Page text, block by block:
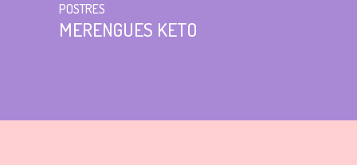
POSTRES
MERENGUES KETO